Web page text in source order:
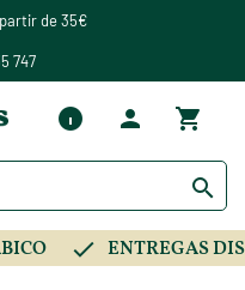
de 35€
747
ENTREGAS